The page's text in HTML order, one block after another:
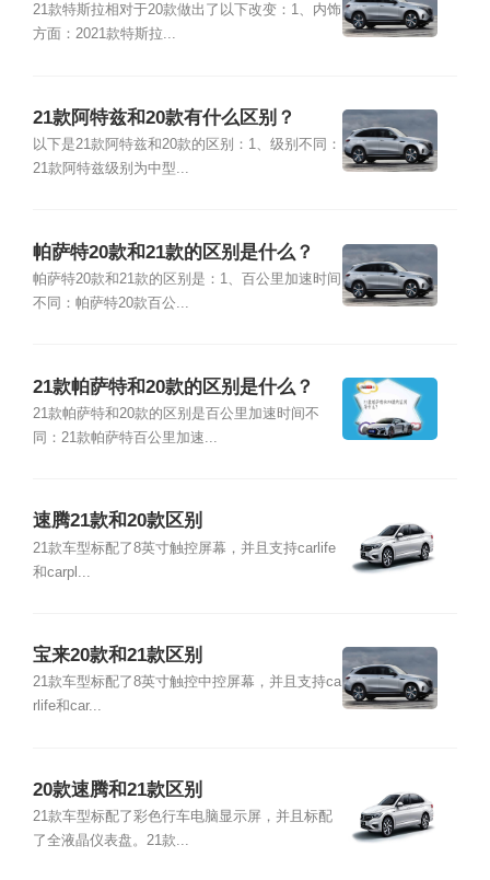
21款特斯拉相对于20款做出了以下改变：1、内饰
方面：2021款特斯拉...
21款阿特兹和20款有什么区别？
以下是21款阿特兹和20款的区别：1、级别不同：
21款阿特兹级别为中型...
帕萨特20款和21款的区别是什么？
帕萨特20款和21款的区别是：1、百公里加速时间
不同：帕萨特20款百公...
21款帕萨特和20款的区别是什么？
21款帕萨特和20款的区别是百公里加速时间不
同：21款帕萨特百公里加速...
速腾21款和20款区别
21款车型标配了8英寸触控屏幕，并且支持carlife
和carpl...
宝来20款和21款区别
21款车型标配了8英寸触控中控屏幕，并且支持ca
rlife和car...
20款速腾和21款区别
21款车型标配了彩色行车电脑显示屏，并且标配
了全液晶仪表盘。21款...